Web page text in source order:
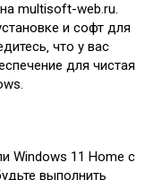
multisoft-web.ru.
и софт для
что у вас
для чистая
Windows 11 Home с
выполнить